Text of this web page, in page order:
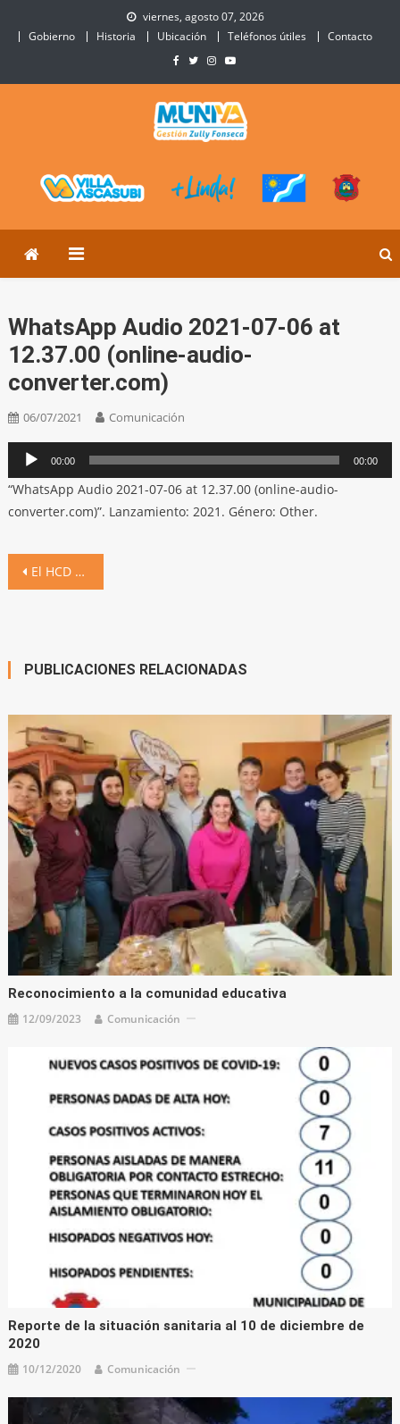
viernes, agosto 07, 2026
Gobierno
Historia Ubicación Teléfonos útiles Contacto
Ascasubi
WhatsApp Audio 2021-07-06 at
12.37.00 (online-audio-
converter.com)
06/07/2021 Comunicación
Reproductor
de
audio
00:00 00:00
“WhatsApp Audio 2021-07-06 at 12.37.00 (online-audio-
converter.com)”. Lanzamiento: 2021. Género: Other.
Navegación
El HCD aprobó el balance 2020 y una donación de terreno para calle
PUBLICACIONES RELACIONADAS
Reconocimiento a la comunidad educativa
12/09/2023 Comunicación
Reporte de la situación sanitaria al 10 de diciembre de
2020
10/12/2020 Comunicación